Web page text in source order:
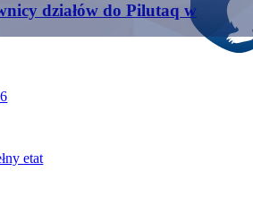
działów do Pilutaq w
etat